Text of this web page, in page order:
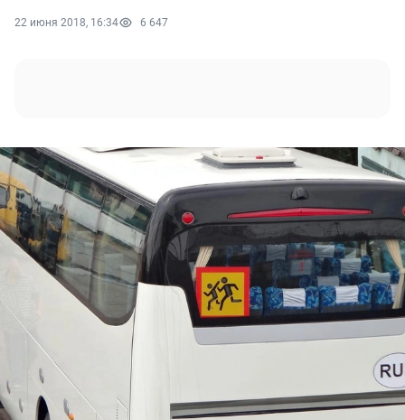
22 июня 2018, 16:34 6 647